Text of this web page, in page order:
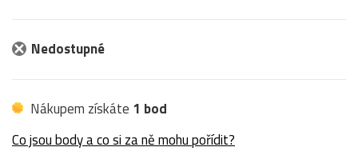
Nedostupné
Nákupem získáte 1 bod
Co jsou body a co si za ně mohu pořídit?